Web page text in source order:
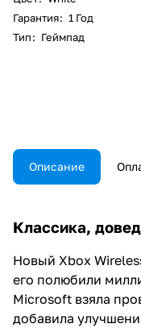
Гарантия: 1 Год
Тип: Геймпад
Описание
Классика,
Новый Xbox
его полюбили
Microsoft взяла
добавила